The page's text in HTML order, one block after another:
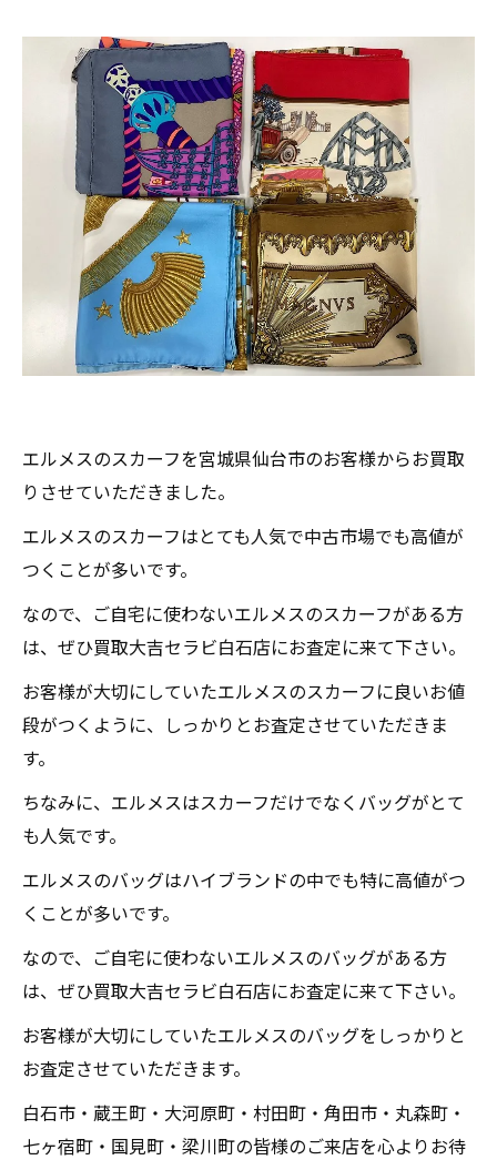
エルメスのスカーフを宮城県仙台市のお客様からお買取
りさせていただきました。
エルメスのスカーフはとても人気で中古市場でも高値が
つくことが多いです。
なので、ご自宅に使わないエルメスのスカーフがある方
は、ぜひ買取大吉セラビ白石店にお査定に来て下さい。
お客様が大切にしていたエルメスのスカーフに良いお値
段がつくように、しっかりとお査定させていただきま
す。
ちなみに、エルメスはスカーフだけでなくバッグがとて
も人気です。
エルメスのバッグはハイブランドの中でも特に高値がつ
くことが多いです。
なので、ご自宅に使わないエルメスのバッグがある方
は、ぜひ買取大吉セラビ白石店にお査定に来て下さい。
お客様が大切にしていたエルメスのバッグをしっかりと
お査定させていただきます。
白石市・蔵王町・大河原町・村田町・角田市・丸森町・
七ヶ宿町・国見町・梁川町の皆様のご来店を心よりお待